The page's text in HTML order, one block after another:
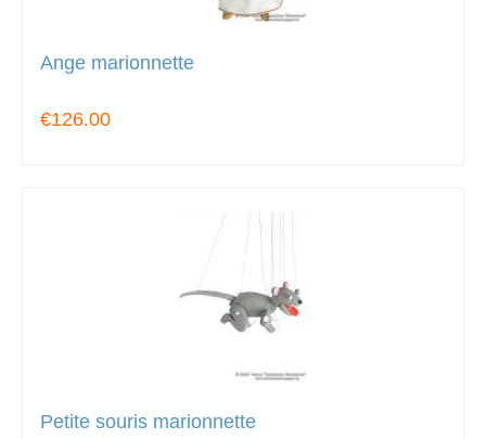
Ange marionnette
€126.00
Petite souris marionnette